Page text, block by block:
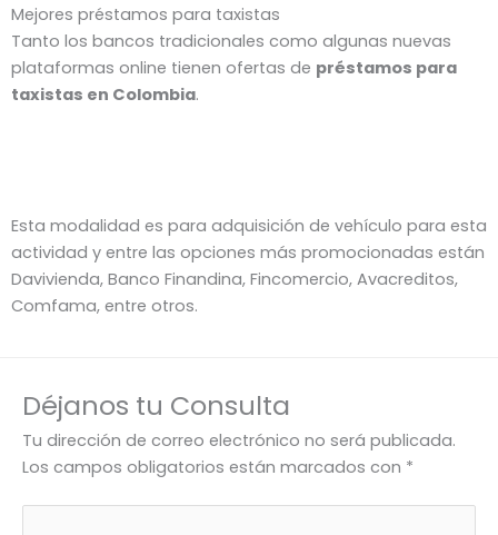
Mejores préstamos para taxistas
Tanto los bancos tradicionales como algunas nuevas
plataformas online tienen ofertas de préstamos para
taxistas en Colombia.
Esta modalidad es para adquisición de vehículo para esta
actividad y entre las opciones más promocionadas están
Davivienda, Banco Finandina, Fincomercio, Avacreditos,
Comfama, entre otros.
Déjanos tu Consulta
Tu dirección de correo electrónico no será publicada.
Los campos obligatorios están marcados con *